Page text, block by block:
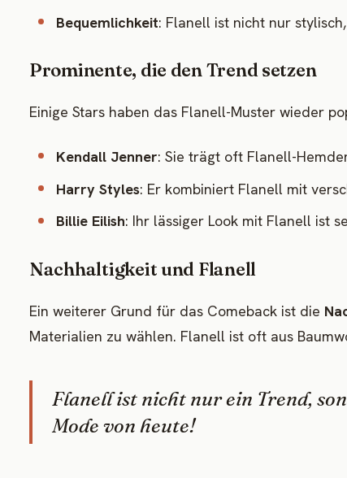
Bequemlichkeit: Flanell ist nicht nur
Prominente, die den Trend setzen
Einige Stars haben das Flanell-Muster wieder
Kendall Jenner: Sie trägt oft Flanell-
Harry Styles: Er kombiniert Flanell mit
Billie Eilish: Ihr lässiger Look mit Flanell ist
Nachhaltigkeit und Flanell
Ein weiterer Grund für das Comeback ist die
Materialien zu wählen. Flanell ist oft aus
Flanell ist nicht nur ein Trend,
Mode von heute!